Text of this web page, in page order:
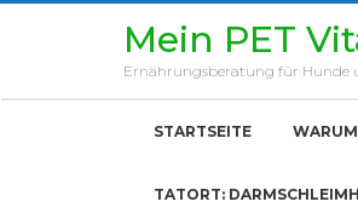
Mein PET
Ernährungsberatung für Hunde
STARTSEITE
TATORT: